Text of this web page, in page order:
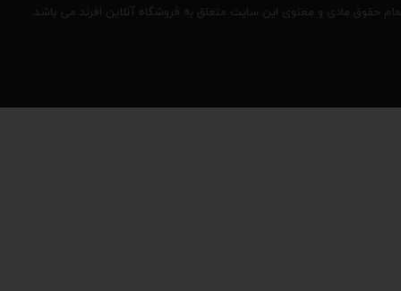
حقوق مادی و معنوی این سایت متعلق به فروشگاه آنلاین افرند می باشد.